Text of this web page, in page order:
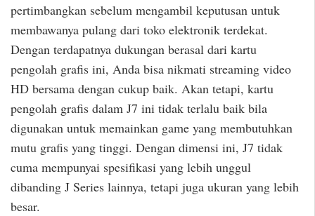
pertimbangkan sebelum mengambil keputusan untuk
membawanya pulang dari toko elektronik terdekat.
Dengan terdapatnya dukungan berasal dari kartu
pengolah grafis ini, Anda bisa nikmati streaming video
HD bersama dengan cukup baik. Akan tetapi, kartu
pengolah grafis dalam J7 ini tidak terlalu baik bila
digunakan untuk memainkan game yang membutuhkan
mutu grafis yang tinggi. Dengan dimensi ini, J7 tidak
cuma mempunyai spesifikasi yang lebih unggul
dibanding J Series lainnya, tetapi juga ukuran yang lebih
besar.